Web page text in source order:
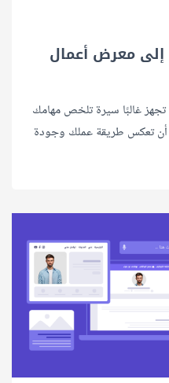
إلى معرض أعمال
تجهز غالبًا سيرة تلخص مهامك
أن تعكس طريقة عملك وجودة